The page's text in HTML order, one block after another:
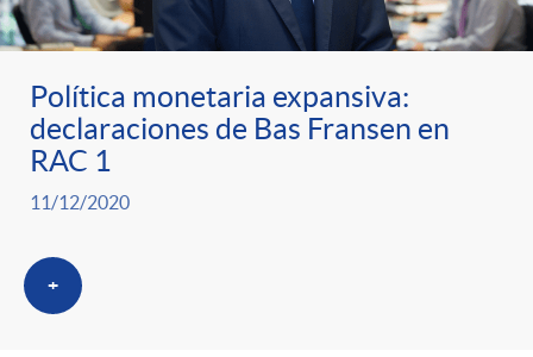
r
a
S
a
n
p
r
e
n
d
l
c
a
d
Política monetaria expansiva:
declaraciones de Bas Fransen en
RAC 1
11/12/2020
+